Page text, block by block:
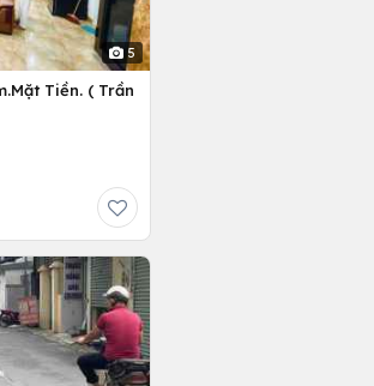
5
Tiền. ( Trần